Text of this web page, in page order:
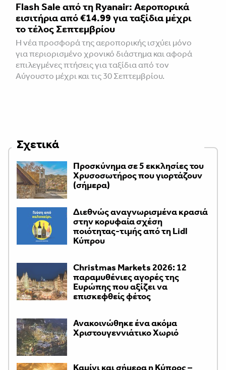
Flash Sale από τη Ryanair: Αεροπορικά
εισιτήρια από €14.99 για ταξίδια μέχρι
το τέλος Σεπτεμβρίου
Η νέα προσφορά της αεροπορικής ισχύει μόνο
για περιορισμένο χρονικό διάστημα και αφορά
επιλεγμένες πτήσεις για ταξίδια από τον
Αύγουστο μέχρι και τις 30 Σεπτεμβρίου.
Σχετικά
Προσκύνημα σε 5 εκκλησίες του
Χρυσοσωτήρος που γιορτάζουν
(σήμερα)
Διεθνώς αναγνωρισμένα κρασιά
στην κορυφαία σχέση
ποιότητας-τιμής από τη Lidl
Κύπρου
Christmas Markets 2026: 12
παραμυθένιες αγορές της
Ευρώπης που αξίζει να
επισκεφθείς φέτος
Ανακοινώθηκε ένα ακόμα
Χριστουγεννιάτικο Χωριό
Καμίνι και σήμερα η Κύπρος –